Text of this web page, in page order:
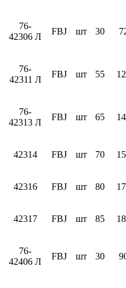
76-
42306 Л
FBJ шт 30
76-
42311 Л
FBJ шт 55
76-
42313 Л
FBJ шт 65
42314 FBJ шт 70
42316 FBJ шт 80
42317 FBJ шт 85
76-
42406 Л
FBJ шт 30